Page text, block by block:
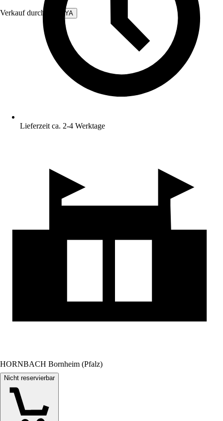
Verkauf durch: LIKAYA
Lieferzeit ca. 2-4 Werktage
HORNBACH Bornheim (Pfalz)
Nicht reservierbar